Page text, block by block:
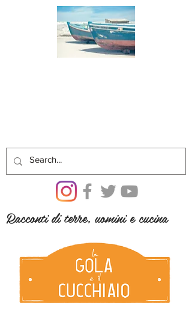
Racconti di terre, uomini e cucina